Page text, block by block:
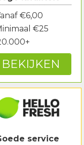
€6,00
€25
BEKIJKEN
service